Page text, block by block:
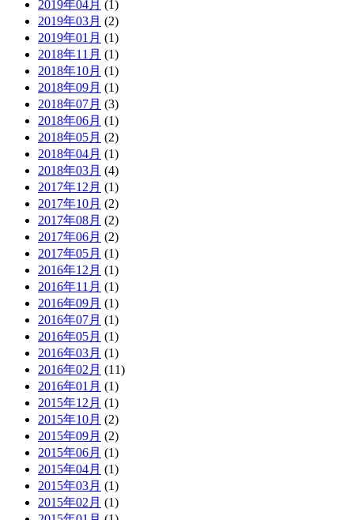
2019年04月 (1)
2019年03月 (2)
2019年01月 (1)
2018年11月 (1)
2018年10月 (1)
2018年09月 (1)
2018年07月 (3)
2018年06月 (1)
2018年05月 (2)
2018年04月 (1)
2018年03月 (4)
2017年12月 (1)
2017年10月 (2)
2017年08月 (2)
2017年06月 (2)
2017年05月 (1)
2016年12月 (1)
2016年11月 (1)
2016年09月 (1)
2016年07月 (1)
2016年05月 (1)
2016年03月 (1)
2016年02月 (11)
2016年01月 (1)
2015年12月 (1)
2015年10月 (2)
2015年09月 (2)
2015年06月 (1)
2015年04月 (1)
2015年03月 (1)
2015年02月 (1)